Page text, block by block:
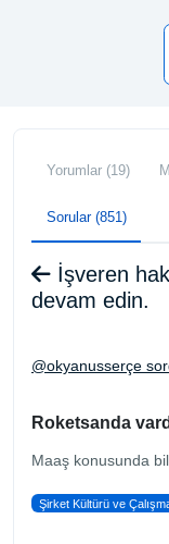
Yorumlar (19)
Sorular (851)
İşveren
devam edin.
@okyanusserçe
Roketsanda
Maaş konusunda
Şirket Kültürü ve